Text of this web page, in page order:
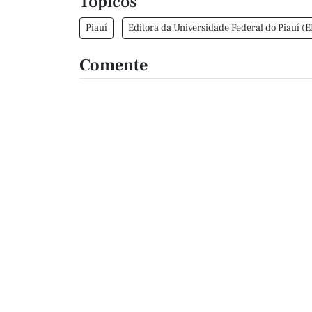
Piauí Editora da Universidade Federal do Piauí
Comente